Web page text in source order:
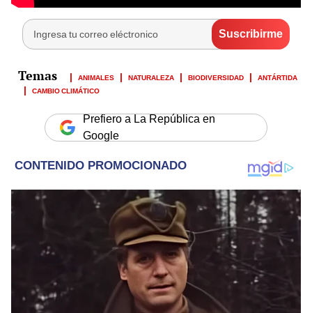
ANIMALES NATURALEZA BIODIVERSIDAD
ANTÁRTIDA
CAMBIO CLIMÁTICO
Prefiero a La República en
Google